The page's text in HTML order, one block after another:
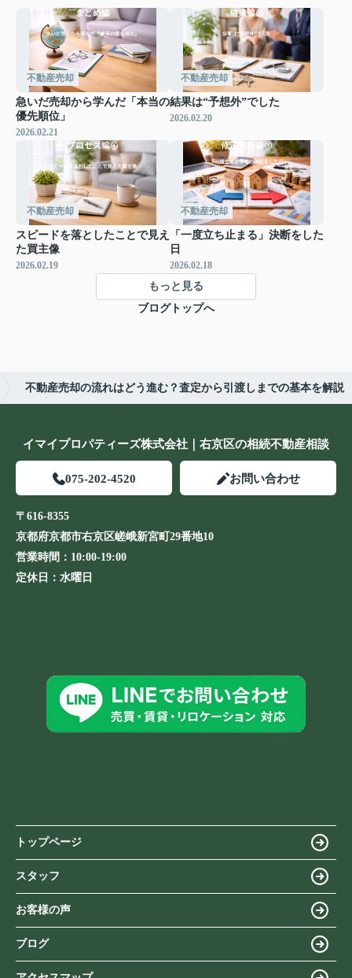
不動産売却
急いだ売却から学んだ「本当の
優先順位」
2026.02.21
不動産売却
結果は“予想外”でした
2026.02.20
不動産売却
スピードを落としたことで見え
た買主像
2026.02.19
不動産売却
「一度立ち止まる」決断をした
日
2026.02.18
もっと見る
ブログトップへ
不動産売却の流れはどう進む？査定から引渡しまでの基本を解説
イマイプロパティーズ株式会社｜右京区の相続不動産相談
075-202-4520 お問い合わせ
〒616-8355
京都府京都市右京区嵯峨新宮町29番地10
営業時間： 10:00-19:00
定休日： 水曜日
トップページ
スタッフ
お客様の声
ブログ